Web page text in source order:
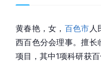
黄春艳，女， 百色市 人
西百色分会理事。擅长
项目，其中1项科研获